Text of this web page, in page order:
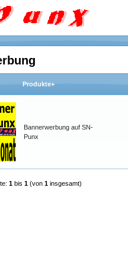
Produkte+
Bannerwerbung auf SN-
Punx
1 bis 1 (von 1 insgesamt)